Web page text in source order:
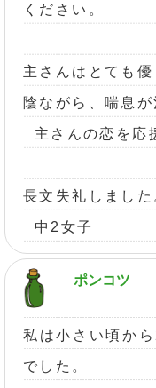
ください。
主さんはとても優
陰ながら、喘息が
主さんの恋を応
長文失礼しました
中2女子
ポンコツ
私は小さい頃か
でした。